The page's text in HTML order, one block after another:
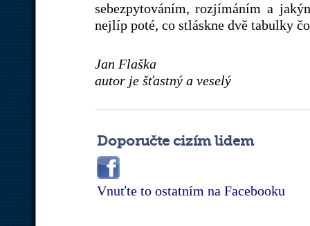
sebezpytováním, rozjímáním a
nejlíp poté, co stláskne dvě tabulky
Jan Flaška
autor je šťastný a veselý
Doporučte cizím lidem
Vnuťte to ostatním na Facebooku